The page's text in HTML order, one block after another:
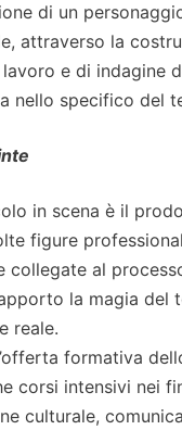
di un
attraverso la
e di indagine
nello specifico del
in scena è il
figure
collegate al
la magia del
reale.
formativa
corsi intensivi nei
culturale,